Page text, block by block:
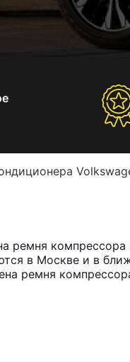
ремня
в Москве и в
ремня